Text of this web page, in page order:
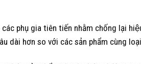
phụ gia tiên tiến nhằm chống lại
dài hơn so với các sản phẩm cùng